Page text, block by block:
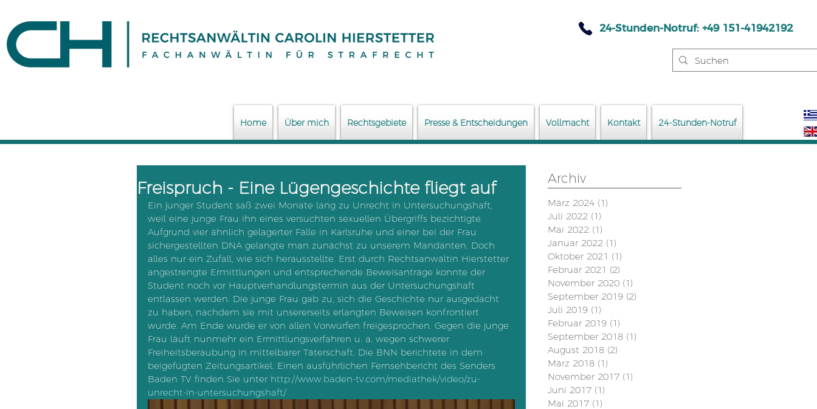
24-Stunden-Notruf: +49 151-41942192
Home Über mich Rechtsgebiete Presse & Entscheidungen Vollmacht Kontakt 24-Stunden-Notruf
Freispruch - Eine Lügengeschichte fliegt auf
Ein junger Student saß zwei Monate lang zu Unrecht in Untersuchungshaft,
weil eine junge Frau ihn eines versuchten sexuellen Übergriffs bezichtigte.
Aufgrund vier ähnlich gelagerter Fälle in Karlsruhe und einer bei der Frau
sichergestellten DNA gelangte man zunächst zu unserem Mandanten. Doch
alles nur ein Zufall, wie sich herausstellte. Erst durch Rechtsanwältin Hierstetter
angestrengte Ermittlungen und entsprechende Beweisanträge konnte der
Student noch vor Hauptverhandlungstermin aus der Untersuchungshaft
entlassen werden. Die junge Frau gab zu, sich die Geschichte nur ausgedacht
zu haben, nachdem sie mit unsererseits erlangten Beweisen konfrontiert
wurde. Am Ende wurde er von allen Vorwürfen freigesprochen. Gegen die junge
Frau läuft nunmehr ein Ermittlungsverfahren u. a. wegen schwerer
Freiheitsberaubung in mittelbarer Täterschaft. Die BNN berichtete in dem
beigefügten Zeitungsartikel. Einen ausführlichen Fernsehbericht des Senders
Baden TV finden Sie unter http://www.baden-tv.com/mediathek/video/zu-
unrecht-in-untersuchungshaft/
Archiv
März 2024 (1)
Juli 2022 (1)
Mai 2022 (1)
Januar 2022 (1)
Oktober 2021 (1)
Februar 2021 (2)
November 2020 (1)
September 2019 (2)
Juli 2019 (1)
Februar 2019 (1)
September 2018 (1)
August 2018 (2)
März 2018 (1)
November 2017 (1)
Juni 2017 (1)
Mai 2017 (1)